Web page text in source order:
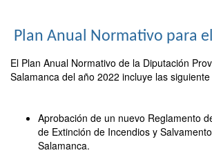
Plan Anual Normativo para
El Plan Anual Normativo de la Diputación
Salamanca del año 2022 incluye las
Aprobación de un nuevo Reglamento
de Extinción de Incendios y
Salamanca.